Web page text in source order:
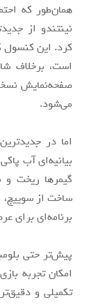
همان‌طور که
نینتندو از
است، برخلاف
صفحه‌نمایش
می‌شود.
اما در
بیانیه‌ای آب
گیمرها ریخت
برنامه‌ای برای
پیش‌تر حتی
تکمیلی و